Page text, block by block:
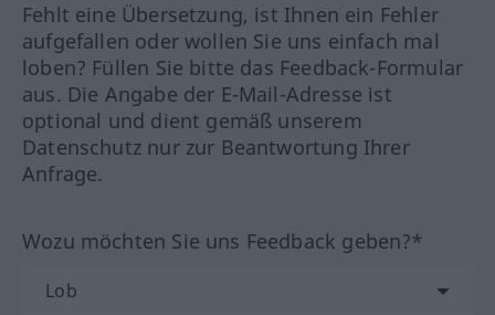
Fehlt eine Übersetzung, ist Ihnen ein Fehler
aufgefallen oder wollen Sie uns einfach mal
loben? Füllen Sie bitte das Feedback-Formular
aus. Die Angabe der E-Mail-Adresse ist
optional und dient gemäß unserem
Datenschutz nur zur Beantwortung Ihrer
Anfrage.
Wozu möchten Sie uns Feedback geben?*